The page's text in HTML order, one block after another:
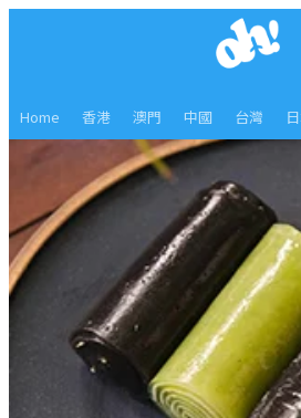
Home 香港 澳門 中國 台灣